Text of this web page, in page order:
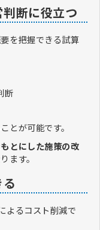
断に役立つ
を把握できる試算
断
とが可能です。
とにした施策の改
ます。
よるコスト削減で